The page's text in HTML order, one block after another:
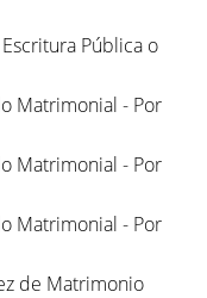
Pública o
Matrimonial - Por
Matrimonial - Por
Matrimonial - Por
de Matrimonio